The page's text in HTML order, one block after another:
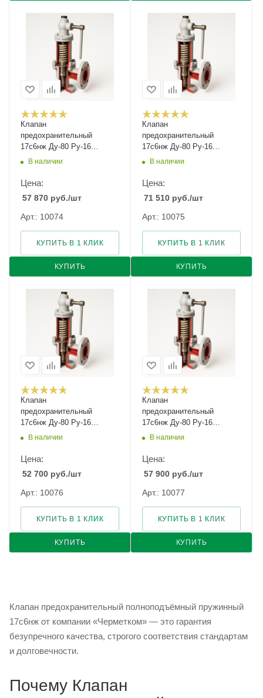
Клапан
предохранительный
17с6нж Ду-80 Ру-16
Рн-1,2...3
В наличии
Цена:
57 870 руб./шт
Арт.: 10074
КУПИТЬ
КУПИТЬ В 1 КЛИК
Клапан
предохранительный
17с6нж Ду-80 Ру-16
Рн-3...5
В наличии
Цена:
71 510 руб./шт
Арт.: 10075
КУПИТЬ
КУПИТЬ В 1 КЛИК
Клапан
предохранительный
17с6нж Ду-80 Ру-16
Рн-5...8
В наличии
Цена:
52 700 руб./шт
Арт.: 10076
КУПИТЬ
КУПИТЬ В 1 КЛИК
Клапан
предохранительный
17с6нж Ду-80 Ру-16
Рн-8...16
В наличии
Цена:
57 900 руб./шт
Арт.: 10077
КУПИТЬ
КУПИТЬ В 1 КЛИК
Клапан предохранительный полноподъёмный пружинный
17с6нж от компании «Черметком» — это гарантия
безупречного качества, строгого соответствия стандартам
и долговечности.
Почему Клапан